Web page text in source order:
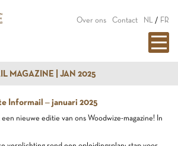
Over ons Contact NL / FR
MAGAZINE | JAN 2025
Informail – januari 2025
nieuwe editie van ons Woodwize-magazine! In